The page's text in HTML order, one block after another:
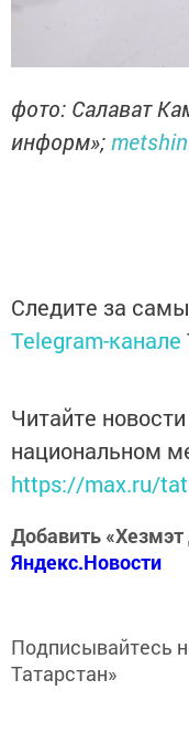
фото: Салават
информ»;
Следите за
Telegram-канале
Читайте
национальном
https://max.ru/
Добавить «Хезмэт
Яндекс.Новости
Подписывайтесь
Татарстан»